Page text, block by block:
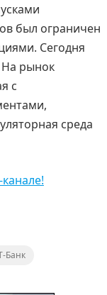
был ограничен
Сегодня
На рынок
с
среда
Банк